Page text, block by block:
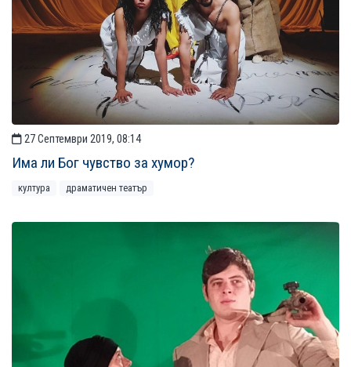
27 Септември 2019, 08:14
Има ли Бог чувство за хумор?
култура драматичен театър